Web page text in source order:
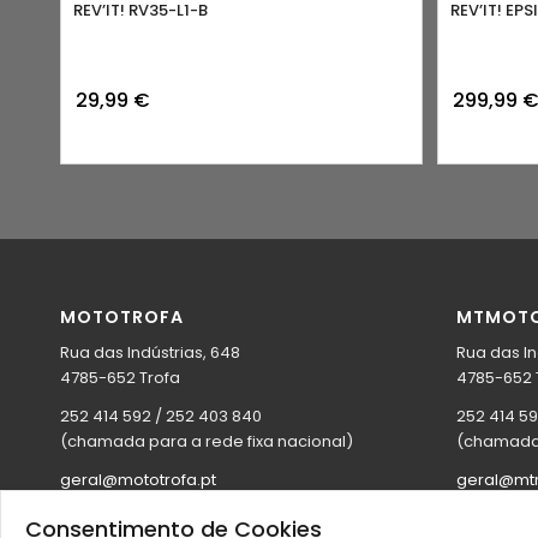
REV’IT! RV35-L1-B
29,99 €
REV’IT!
299,99
MOTOTROFA
Rua das Indústrias, 648
4785-652 Trofa
252 414 592 / 252 403 840
(chamada para a rede fixa nacional)
geral@mototrofa.pt
mototrofa.com
Rua das
4785-652
252 414
Consentimento de Cookies